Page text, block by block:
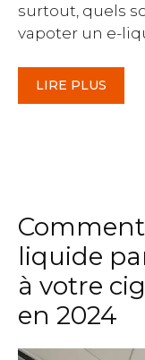
surtout, quels
vapoter un e-
LIRE PLUS
liquide
à votre
en 2024